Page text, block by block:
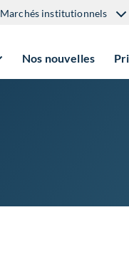
Marchés institutionnels
Nos nouvelles